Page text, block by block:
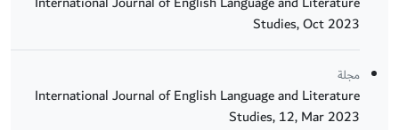
Studies, Oct 2023
مجلة
International Journal of English Language and Literature
Studies, 12, Mar 2023